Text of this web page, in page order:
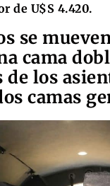
de U$S 4.420.
se
cama
de los
camas